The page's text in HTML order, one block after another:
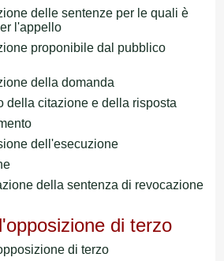
delle sentenze per le quali è
l'appello
proponibile dal pubblico
della domanda
citazione e della risposta
dell'esecuzione
della sentenza di revocazione
di terzo
di terzo